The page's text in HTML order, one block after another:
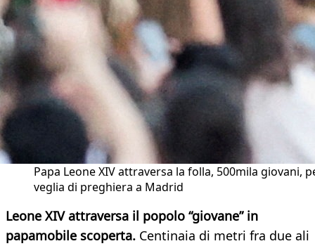
Papa Leone XIV attraversa la folla, 500mila giovani,
veglia di preghiera a Madrid
Leone XIV attraversa il popolo “giovane” in
papamobile scoperta. Centinaia di metri fra due ali